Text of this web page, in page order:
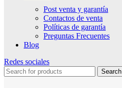
Post venta y garantía
Contactos de venta
Políticas de garantía
Preguntas Frecuentes
Blog
Redes sociales
Search